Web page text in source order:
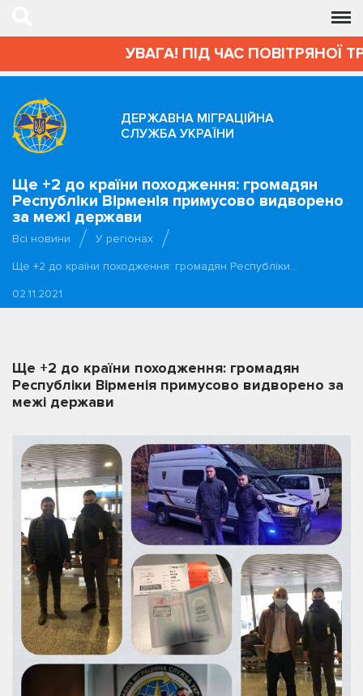
УВАГА! ПІД ЧАС ПОВІТРЯНОЇ
ДЕРЖАВНА МІГРАЦІЙНА
СЛУЖБА УКРАЇНИ
Ще +2 до країни походження: громадян
Республіки Вірменія примусово видворено
за межі держави
Всі новини
У регіонах
Ще +2 до країни походження: громадян Республіки…
02.11.2021
Ще +2 до країни походження: громадян
Республіки Вірменія примусово видворено за
межі держави